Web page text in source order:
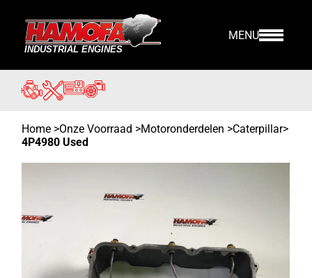
MENU
Home >Onze Voorraad >Motoronderdelen >Caterpillar>
4P4980 Used